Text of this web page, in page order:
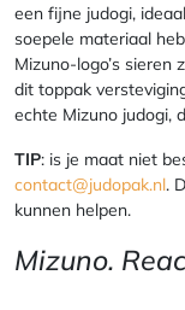
een fijne judogi,
soepele materiaal
Mizuno-logo’s sieren
dit toppak
echte Mizuno judogi,
TIP: is je maat niet
contact@judopak.nl.
kunnen helpen.
Mizuno.